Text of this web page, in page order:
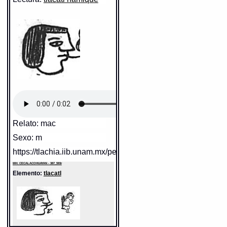
Elemento:pantli
Sentido: bandera; clasif.:
hileras, zurcos...
https://tlachia.iib.unam.mx/elemento/05.12.46
Relato: mac
Sexo: m
https://tlachia.iib.unam.mx/personaje/387_593r_07
MH: CECALACOHUAYAN - 387_593r
Elemento: tlacatl